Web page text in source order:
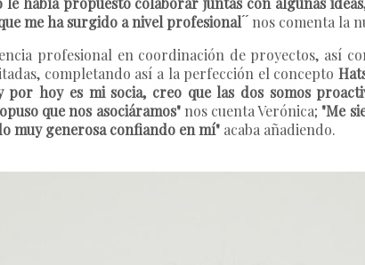
me ha surgido a nivel profesional
nos comenta la
profesional en coordinación de proyectos, así
completando así a la perfección el concepto
hoy es mi socia, creo que las dos somos
que nos asociáramos"nos cuenta Verónica; "Me
muy generosa confiando en mí" acaba añadiendo.